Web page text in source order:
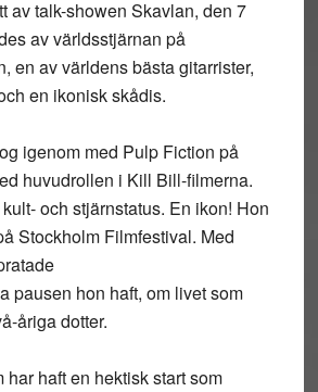
av talk-showen Skavlan, den 7
av världsstjärnan på
en av världens bästa gitarrister,
en ikonisk skådis.
igenom med Pulp Fiction på
huvudrollen i Kill Bill-filmerna.
och stjärnstatus. En ikon! Hon
Stockholm Filmfestival. Med
pausen hon haft, om livet som
åriga dotter.
har haft en hektisk start som